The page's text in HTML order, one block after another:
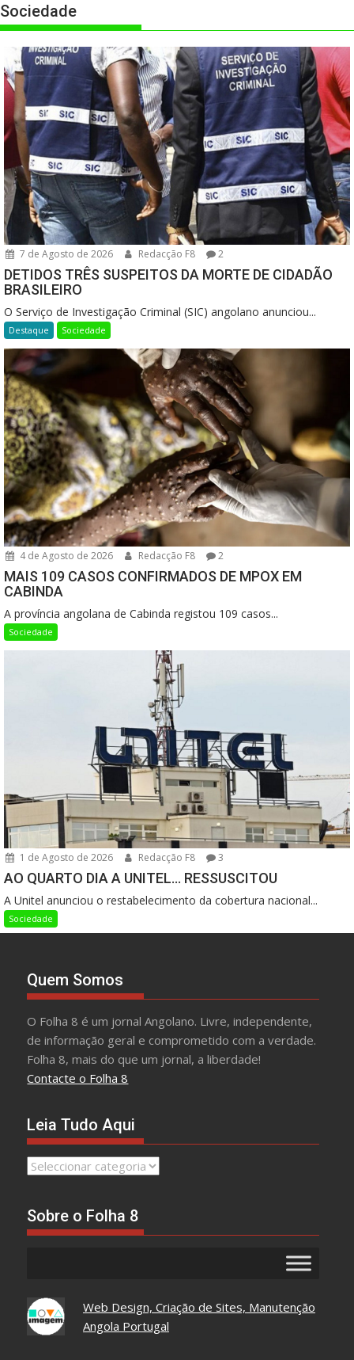
Sociedade
7 de Agosto de 2026 Redacção F8 2
DETIDOS TRÊS SUSPEITOS DA MORTE DE CIDADÃO
BRASILEIRO
O Serviço de Investigação Criminal (SIC) angolano anunciou...
Destaque Sociedade
4 de Agosto de 2026 Redacção F8 2
MAIS 109 CASOS CONFIRMADOS DE MPOX EM
CABINDA
A província angolana de Cabinda registou 109 casos...
Sociedade
1 de Agosto de 2026 Redacção F8 3
AO QUARTO DIA A UNITEL… RESSUSCITOU
A Unitel anunciou o restabelecimento da cobertura nacional...
Sociedade
Quem Somos
O Folha 8 é um jornal Angolano. Livre, independente,
de informação geral e comprometido com a verdade.
Folha 8, mais do que um jornal, a liberdade!
Contacte o Folha 8
Leia Tudo Aqui
Leia
Sobre o Folha 8
Web Design, Criação de Sites, Manutenção
Angola Portugal